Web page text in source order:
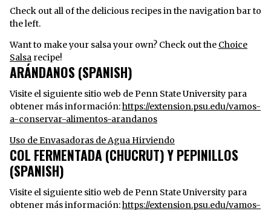
Check out all of the delicious recipes in the navigation bar to
the left.
Want to make your salsa your own? Check out the Choice
Salsa recipe!
ARÁNDANOS (SPANISH)
Visite el siguiente sitio web de Penn State University para
obtener más información:https://extension.psu.edu/vamos-
a-conservar-alimentos-arandanos
Uso de Envasadoras de Agua Hirviendo
COL FERMENTADA (CHUCRUT) Y PEPINILLOS
(SPANISH)
Visite el siguiente sitio web de Penn State University para
obtener más información:https://extension.psu.edu/vamos-